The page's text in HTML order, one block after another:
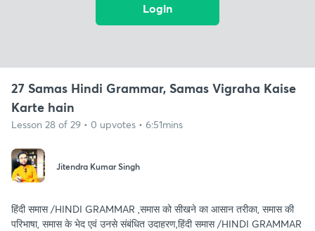
Login
27 Samas Hindi Grammar, Samas Vigraha Kaise
Karte hain
Lesson 28 of 29 • 0 upvotes • 6:51mins
Jitendra Kumar Singh
हिंदी समास /HINDI GRAMMAR ,समास को सीखने का आसान तरीका, समास की
परिभाषा, समास के भेद एवं उनसे संबंधित उदाहरण,हिंदी समास /HINDI GRAMMAR